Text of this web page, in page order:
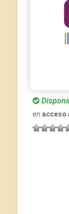
en acceso